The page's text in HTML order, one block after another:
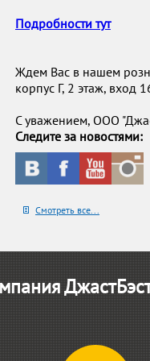
Подробности тут
Ждем Вас в нашем
корпус Г, 2 этаж, вход
С уважением, ООО
Следите за новостями:
Смотреть все...